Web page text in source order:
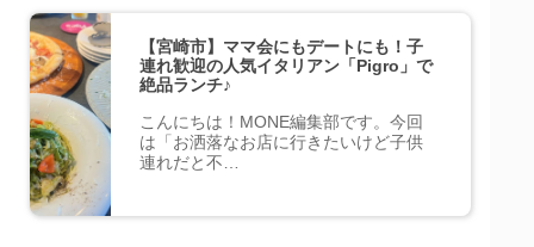
【宮崎市】ママ会にもデートにも！子
連れ歓迎の人気イタリアン「Pigro」で
絶品ランチ♪
こんにちは！MONE編集部です。今回
は「お洒落なお店に行きたいけど子供
連れだと不…